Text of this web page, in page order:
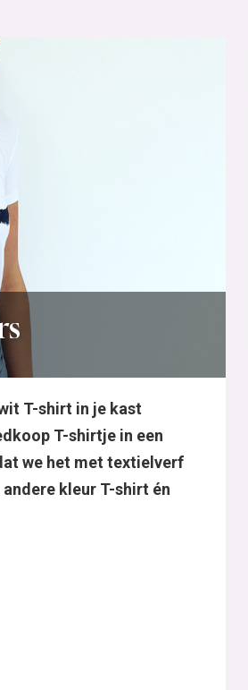
T-shirt in je kast
T-shirtje in een
we het met textielverf
kleur T-shirt én